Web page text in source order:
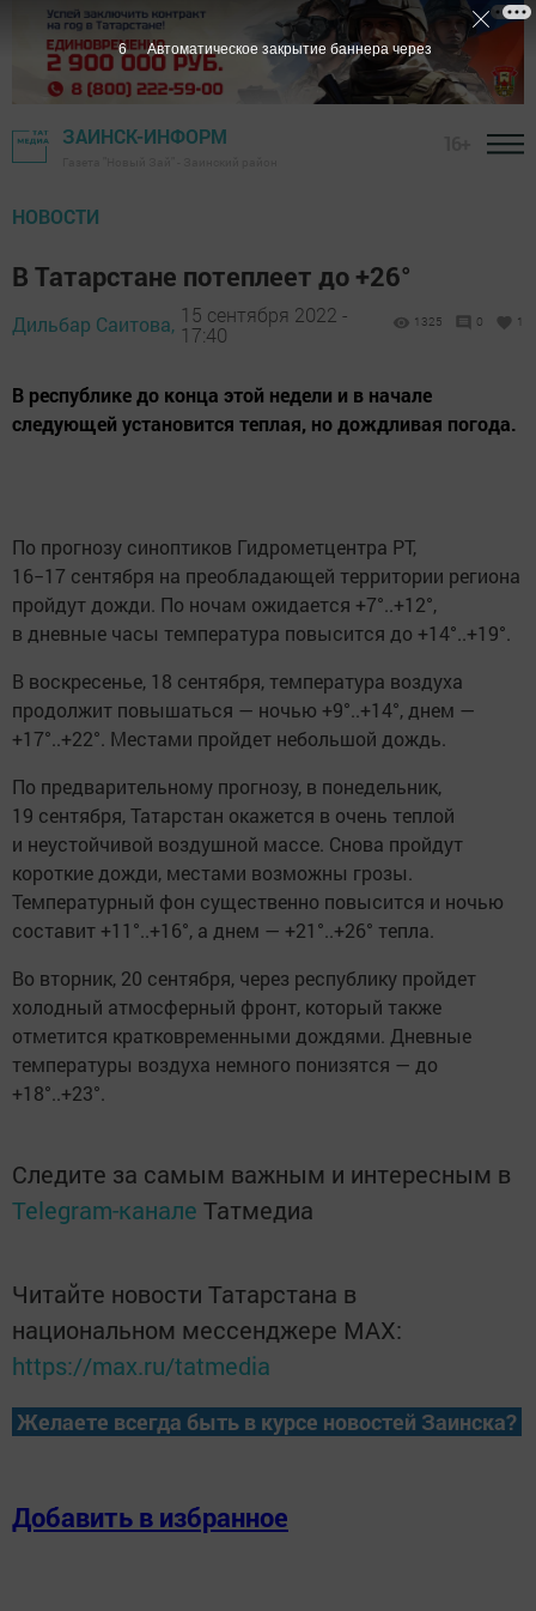
ЗАИНСК-ИНФОРМ
НОВОСТИ
В Татарстане потеплеет до +26°
Дильбар Саитова, 15 сентября 2022 -
17:40
1325 0 1
В республике до конца этой недели и в начале
следующей установится теплая, но дождливая погода.
По прогнозу синоптиков Гидрометцентра РТ,
16−17 сентября на преобладающeй территории региона
пройдут дожди. По ночам ожидается +7°..+12°,
в дневные часы температура повыcится до +14°..+19°.
В воскреcенье, 18 сентября, температура воздуха
продолжит повышаться — ночью +9°..+14°, днем —
+17°..+22°. Местами пройдет небольшой дождь.
По предварительному прогнозy, в понедельник,
19 сентября, Татарстан окажется в очень теплой
и неустойчивой воздушной массе. Снова пройдут
кoроткие дожди, местами возможны грозы.
Температурный фон существенно повысится и ночью
соcтавит +11°..+16°, а днем — +21°..+26° тепла.
Во вторник, 20 сентябpя, через республику пройдет
холодный атмосферный фронт, который также
отметится кратковременными дождями. Дневныe
температуры воздуха немного понизятся — до
+18°..+23°.
Следите за самым важным и интересным в
Telegram-канале Татмедиа
Читайте новости Татарстана в
национальном мессенджере MАХ:
https://max.ru/tatmedia
Желаете всегда быть в курсе новостей Заинска?
Добавить в избранное
5 Автоматическое закрытие баннера через